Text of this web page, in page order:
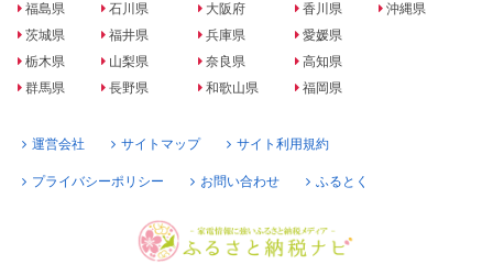
福島県
茨城県
栃木県
群馬県
石川県
福井県
山梨県
長野県
大阪府
兵庫県
奈良県
和歌山県
香川県
愛媛県
高知県
福岡県
沖縄県
運営会社 サイトマップ サイト利用規約
プライバシーポリシー お問い合わせ ふるとく